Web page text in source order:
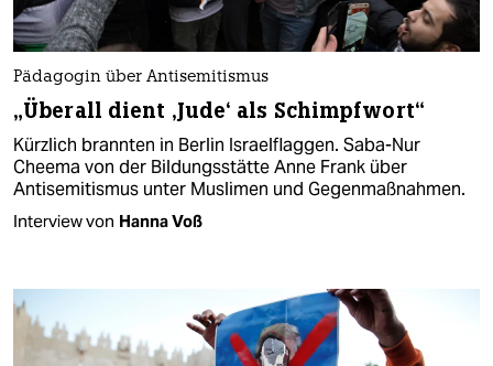
Pädagogin über Antisemitismus
„Überall dient ‚Jude‘ als Schimpfwort“
Kürzlich brannten in Berlin Israelflaggen. Saba-Nur
Cheema von der Bildungsstätte Anne Frank über
Antisemitismus unter Muslimen und Gegenmaßnahmen.
Interview von Hanna Voß